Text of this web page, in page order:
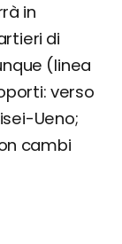
in
di
(linea
verso
Ueno;
cambi